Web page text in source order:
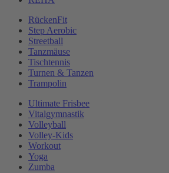
RückenFit
Step Aerobic
Streetball
Tanzmäuse
Tischtennis
Turnen & Tanzen
Trampolin
Ultimate Frisbee
Vitalgymnastik
Volleyball
Volley-Kids
Workout
Yoga
Zumba